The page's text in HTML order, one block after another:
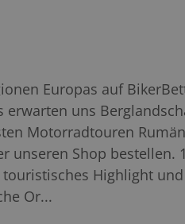
Europas auf
uns
Motorradtouren
Shop
Highlight
Or...